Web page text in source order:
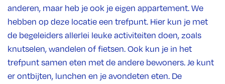
anderen, maar heb je ook je eigen appartement. We
hebben op deze locatie een trefpunt. Hier kun je met
de begeleiders allerlei leuke activiteiten doen, zoals
knutselen, wandelen of fietsen. Ook kun je in het
trefpunt samen eten met de andere bewoners. Je kunt
er ontbijten, lunchen en je avondeten eten. De